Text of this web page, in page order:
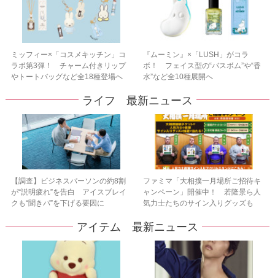
ミッフィー×「コスメキッチン」コ
ラボ第3弾！ チャーム付きリップ
やトートバッグなど全18種登場へ
『ムーミン』×「LUSH」がコラ
ボ！ フェイス型の“バスボム”や“香
水”など全10種展開へ
ライフ 最新ニュース
【調査】ビジネスパーソンの約8割
が“説明疲れ”を告白 アイスブレイ
クも“聞きパ”を下げる要因に
ファミマ「大相撲一月場所ご招待キ
ャンペーン」開催中！ 若隆景ら人
気力士たちのサイン入りグッズも
アイテム 最新ニュース